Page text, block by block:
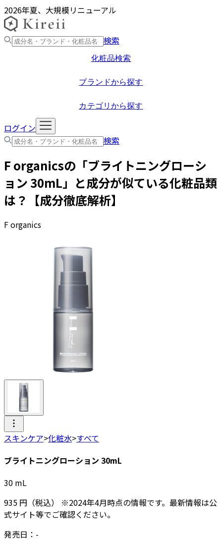
2026年夏、大規模リニューアル
検索
化粧品検索
ブランドから探す
カテゴリから探す
ログイン
検索
F organicsの「ブライトニングローシ
ョン 30mL 」と成分が似ている化粧品類
は？【成分徹底解析】
F organics
スキンケア>化粧水>すべて
ブライトニングローション 30mL
30 mL
935 円 （税込） ※2024年4月時点の情報です。最新情報は公
式サイト等でご確認ください。
発売日： -